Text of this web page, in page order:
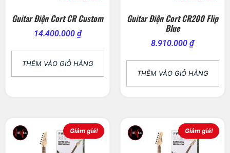
Guitar Điện Cort CR Custom
14.400.000 ₫
THÊM VÀO GIỎ HÀNG
Guitar Điện Cort CR200 Flip
Blue
8.910.000 ₫
THÊM VÀO GIỎ HÀNG
Giảm giá! Giảm giá!